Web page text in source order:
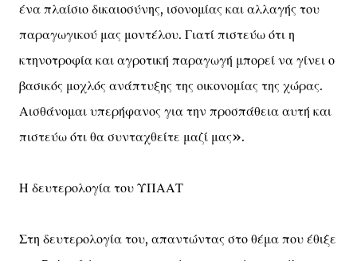
ένα πλαίσιο δικαιοσύνης, ισονομίας και αλλαγής του
παραγωγικού μας μοντέλου. Γιατί πιστεύω ότι η
κτηνοτροφία και αγροτική παραγωγή μπορεί να γίνει ο
βασικός μοχλός ανάπτυξης της οικονομίας της χώρας.
Αισθάνομαι υπερήφανος για την προσπάθεια αυτή και
πιστεύω ότι θα συνταχθείτε μαζί μας».
Η δευτερολογία του ΥΠΑΑΤ
Στη δευτερολογία του, απαντώντας στο θέμα που έθιξε